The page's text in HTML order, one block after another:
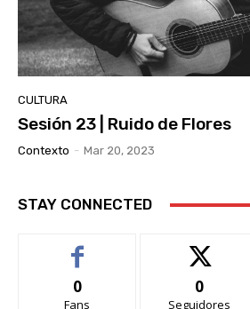
CULTURA
Sesión 23 | Ruido de Flores
Contexto - Mar 20, 2023
STAY CONNECTED
0
Fans
0
Seguidores